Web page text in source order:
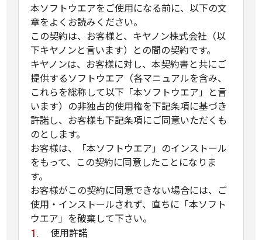
本ソフトウエアをご使用になる前に、以下の文
章をよくお読みください。
この契約は、お客様と、キヤノン株式会社（以
下キヤノンと言います）との間の契約です。
キヤノンは、お客様に対し、本契約書と共にご
提供するソフトウエア（各マニュアルを含み、
これらを総称して以下「本ソフトウエア」と言
います）の非独占的使用権を下記条項に基づき
許諾し、お客様も下記条項にご同意いただくも
のとします。
お客様は、「本ソフトウエア」のインストール
をもって、この契約に同意したことになりま
す。
お客様がこの契約に同意できない場合には、ご
使用・インストールされず、直ちに「本ソフト
ウエア」を破棄して下さい。
使用許諾